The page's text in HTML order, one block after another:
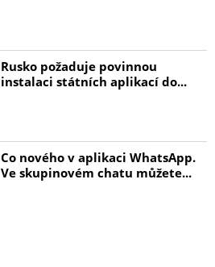
Rusko požaduje povinnou
instalaci státních aplikací do...
Co nového v aplikaci WhatsApp.
Ve skupinovém chatu můžete...